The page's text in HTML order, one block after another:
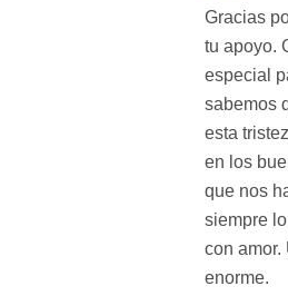
Gracias
tu apoyo.
especial
sabemos
esta
en los
que nos
siempre
con amor.
enorme.